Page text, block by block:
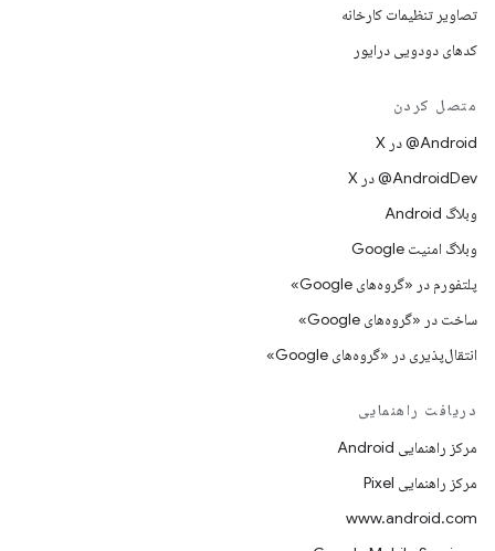
تصاویر تنظیمات کارخانه
کدهای دودویی درایور
متصل کردن
‫‎@Android در X
‫‎@AndroidDev در X
وبلاگ Android
وبلاگ امنیت Google
پلتفورم در «گروه‌های Google»
ساخت در «گروه‌های Google»
انتقال‌پذیری در «گروه‌های Google»
دریافت راهنمایی
مرکز راهنمایی Android
مرکز راهنمایی Pixel
www.android.com